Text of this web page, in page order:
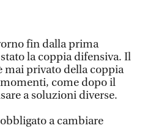
fin dalla prima
la coppia difensiva. Il
mai privato della coppia
come dopo il
a soluzioni diverse.
a cambiare